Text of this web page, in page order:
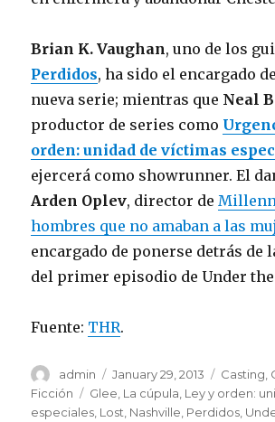
Brian K. Vaughan, uno de los
Perdidos, ha sido el encargado
nueva serie; mientras que Neal
productor de series como
orden: unidad de víctimas
ejercerá como showrunner. El
Arden Oplev, director de
hombres que no amaban a las
encargado de ponerse detrás de
del primer episodio de Under the
Fuente: THR.
Author
admin
Posted
on
January 29, 2013 Casting
Ficción
Tags
Glee La cúpula Ley y orden:
especiales Lost Nashville Perdidos